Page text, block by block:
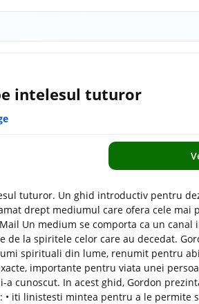
intelesul tuturor
tuturor. Un ghid introductiv pentru
drept mediumul care ofera cele mai
Un medium se comporta ca un canal
de la spiritele celor care au decedat.
spirituali din lume, renumit pentru
importante pentru viata unei
a cunoscut. In acest ghid, Gordon
• iti linistesti mintea pentru a le permite